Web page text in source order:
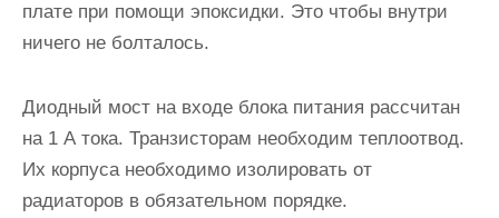
плате при помощи эпоксидки. Это чтобы внутри
ничего не болталось.
Диодный мост на входе блока питания рассчитан
на 1 А тока. Транзисторам необходим теплоотвод.
Их корпуса необходимо изолировать от
радиаторов в обязательном порядке.